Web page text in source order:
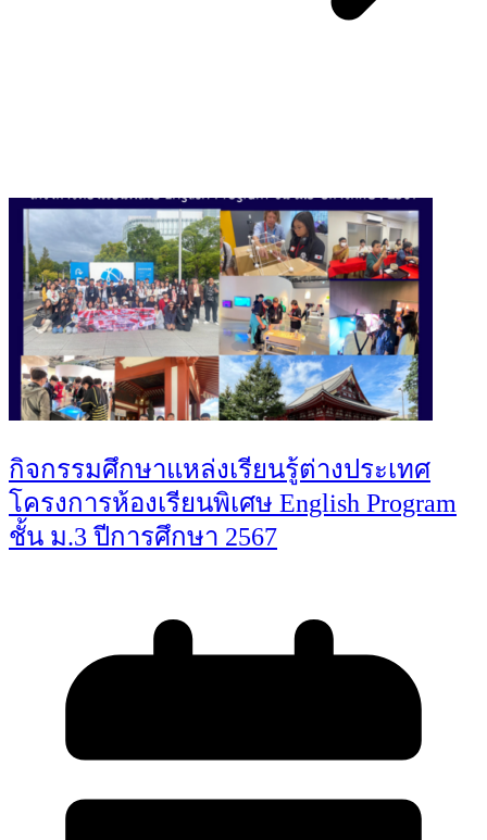
กิจกรรมศึกษาแหล่งเรียนรู้ต่างประเทศ
โครงการห้องเรียนพิเศษ English Program
ชั้น ม.3 ปีการศึกษา 2567